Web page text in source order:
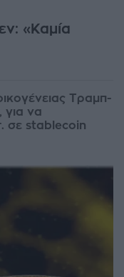
«Καμία
Τραμπ-
να
σε stablecoin